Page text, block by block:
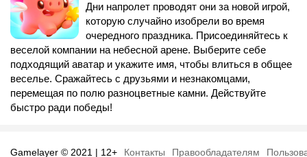
Дни напролет проводят они за новой игрой,
которую случайно изобрели во время
очередного праздника. Присоединяйтесь к
веселой компании на небесной арене. Выберите себе
подходящий аватар и укажите имя, чтобы влиться в общее
веселье. Сражайтесь с друзьями и незнакомцами,
перемещая по полю разноцветные камни. Действуйте
быстро ради победы!
Gamelayer © 2021 | 12+ Контакты Правообладателям